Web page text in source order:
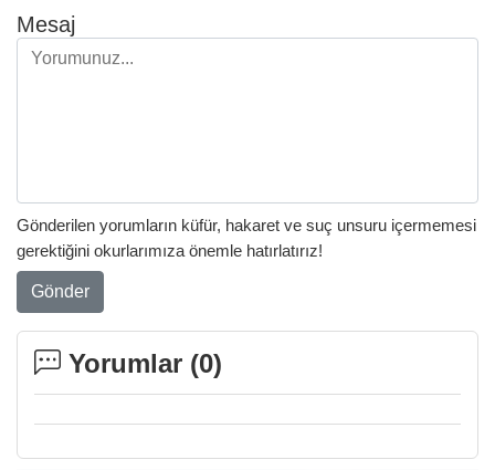
Mesaj
Gönderilen yorumların küfür, hakaret ve suç unsuru içermemesi
gerektiğini okurlarımıza önemle hatırlatırız!
Gönder
Yorumlar (0)